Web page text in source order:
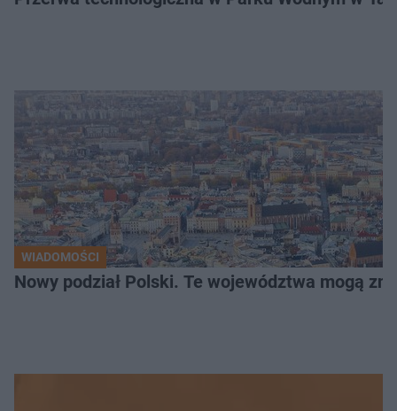
WIADOMOŚCI
Nowy podział Polski. Te województwa mogą